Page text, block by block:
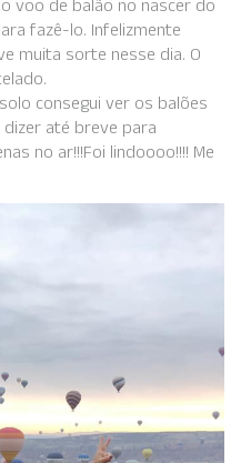
voo de balão no nascer do
fazê-lo. Infelizmente
muita sorte nesse dia. O
consegui ver os balões
até breve para
no ar!!!Foi lindoooo!!!! Me